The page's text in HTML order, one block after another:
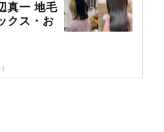
真一 地毛
クス・お
みの美容室】代表 渡辺真一 地毛